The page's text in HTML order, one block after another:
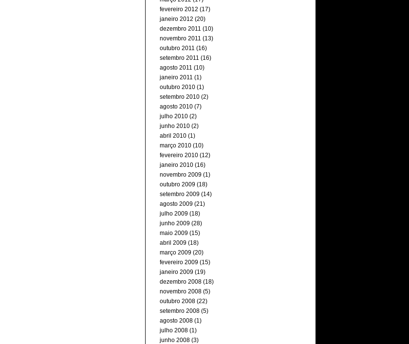
fevereiro 2012 (17)
janeiro 2012 (20)
dezembro 2011 (10)
novembro 2011 (13)
outubro 2011 (16)
setembro 2011 (16)
agosto 2011 (10)
janeiro 2011 (1)
outubro 2010 (1)
setembro 2010 (2)
agosto 2010 (7)
julho 2010 (2)
junho 2010 (2)
abril 2010 (1)
março 2010 (10)
fevereiro 2010 (12)
janeiro 2010 (16)
novembro 2009 (1)
outubro 2009 (18)
setembro 2009 (14)
agosto 2009 (21)
julho 2009 (18)
junho 2009 (28)
maio 2009 (15)
abril 2009 (18)
março 2009 (20)
fevereiro 2009 (15)
janeiro 2009 (19)
dezembro 2008 (18)
novembro 2008 (5)
outubro 2008 (22)
setembro 2008 (5)
agosto 2008 (1)
julho 2008 (1)
junho 2008 (3)